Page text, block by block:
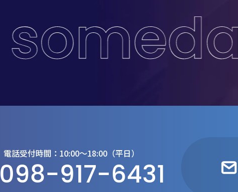
電話受付時間：10:00〜18:00（平日）
098-917-6431